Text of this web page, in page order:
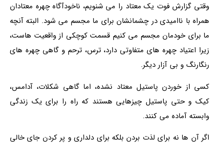
وقتی گزارش فوت یک معتاد را می شنویم، ناخودآگاه چهره معتادان
همراه با ناامیدی در چشمانشان برای ما مجسم می شود. البته آنچه
ما برای خودمان مجسم می کنیم قسمت کوچکی از واقعیت هاست،
زیرا اعتیاد چهره های متفاوتی دارد، ترس، ترحم و گاهی چهره های
رنگارنگ و بی آزار دیگر.
کسی از خوردن پاستیل معتاد نشده، اما گاهی شکلات، آدامس،
کیک و حتی پاستیل چیزهایی هستند که راه را برای یک زندگی
وابسته آماده می کنند.
اگر آن ها نه برای لذت بردن بلکه برای دلداری و پر کردن جای خالی